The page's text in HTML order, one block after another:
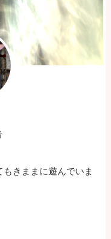
きままに遊んでいま